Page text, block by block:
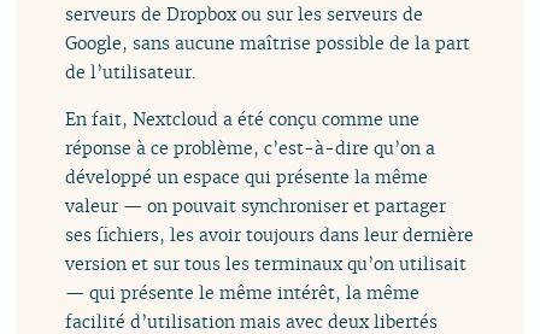
serveurs de Dropbox ou sur les serveurs de
Google, sans aucune maîtrise possible de la part
de l’utilisateur.
En fait, Nextcloud a été conçu comme une
réponse à ce problème, c’est-à-dire qu’on a
développé un espace qui présente la même
valeur — on pouvait synchroniser et partager
ses fichiers, les avoir toujours dans leur dernière
version et sur tous les terminaux qu’on utilisait
— qui présente le même intérêt, la même
facilité d’utilisation mais avec deux libertés